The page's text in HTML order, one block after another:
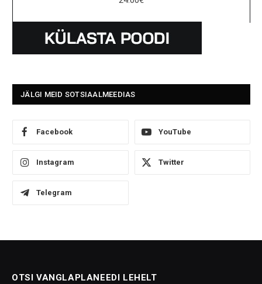
JÄLGI MEID SOTSIAALMEEDIAS
Facebook YouTube
Instagram Twitter
Telegram
OTSI VANGLAPLANEEDI LEHELT